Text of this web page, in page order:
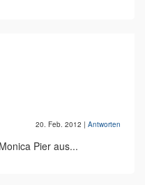
20. Feb. 2012 | Antworten
Pier aus...